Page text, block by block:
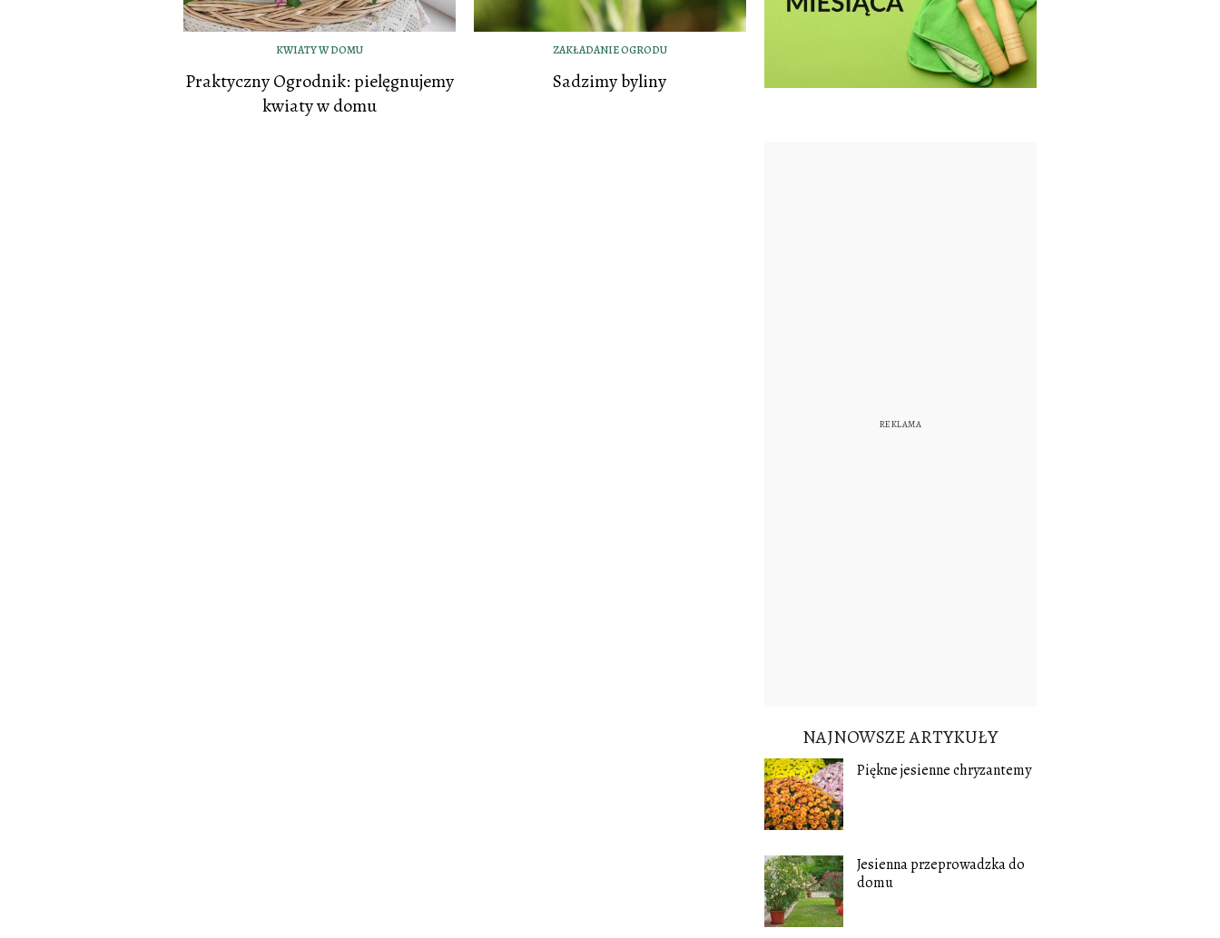
KWIATY W DOMU
Praktyczny Ogrodnik: pielęgnujemy
kwiaty w domu
ZAKŁADANIE OGRODU
Sadzimy byliny
NAJNOWSZE ARTYKUŁY
Piękne jesienne chryzantemy
Jesienna przeprowadzka do
domu